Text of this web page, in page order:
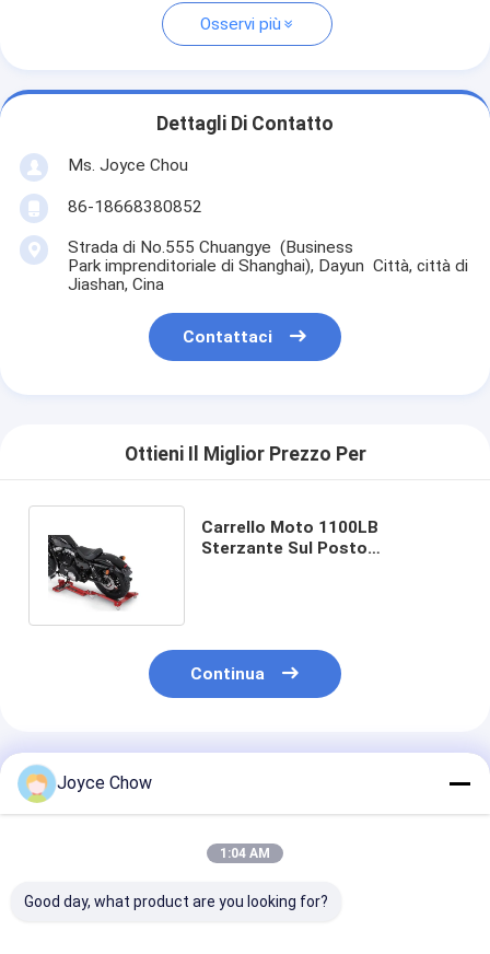
Osservi più
Dettagli Di Contatto
Ms. Joyce Chou
86-18668380852
Strada di No.555 Chuangye (Business
Park imprenditoriale di Shanghai), Dayun Città, città di
Jiashan, Cina
Contattaci
Ottieni Il Miglior Prezzo Per
Carrello Moto 1100LB
Sterzante Sul Posto
Continua
Prodotti Raccomandati
Joyce Chow
1:04 AM
Good day, what product are you looking for?